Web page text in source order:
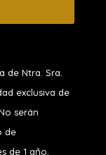
de Ntra. Sra.
exclusiva de
serán
de
de 1 año.